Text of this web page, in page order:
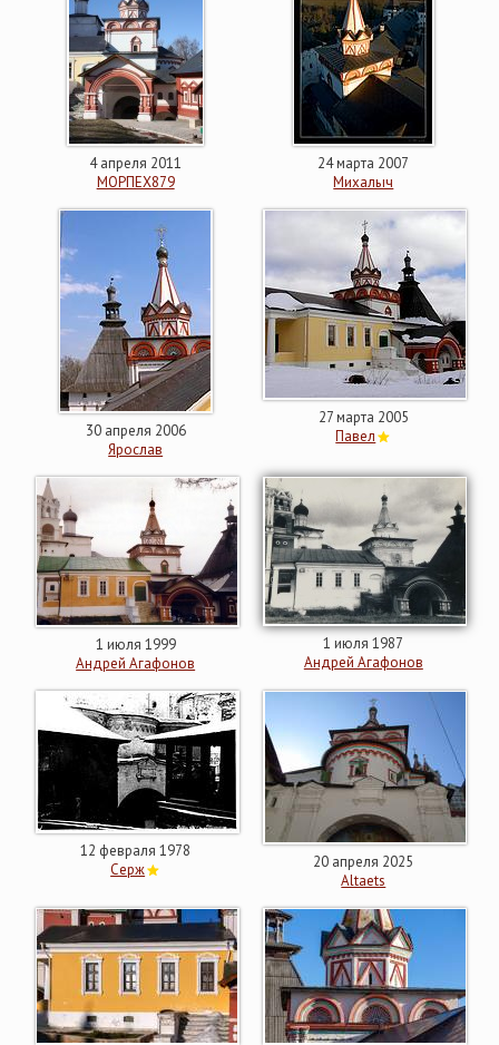
4 апреля 2011
МОРПЕХ879
24 марта 2007
Михалыч
30 апреля 2006
Ярослав
27 марта 2005
Павел
1 июля 1999
Андрей Агафонов
1 июля 1987
Андрей Агафонов
12 февраля 1978
Серж
20 апреля 2025
Altaets